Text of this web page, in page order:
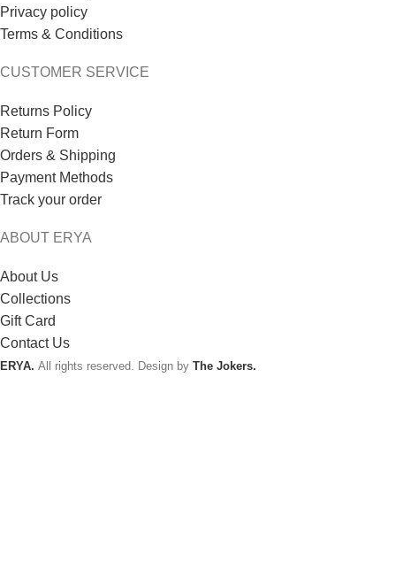
Privacy policy
Terms & Conditions
CUSTOMER SERVICE
Returns Policy
Return Form
Orders & Shipping
Payment Methods
Track your order
ABOUT ERYA
About Us
Collections
Gift Card
Contact Us
ERYA. All rights reserved. Design by The Jokers.